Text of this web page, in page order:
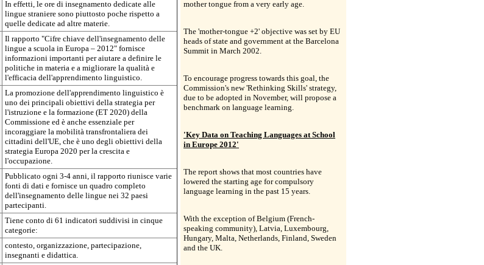
In effetti, le ore di insegnamento dedicate alle
lingue straniere sono piuttosto poche rispetto a
quelle dedicate ad altre materie.
Il rapporto "Cifre chiave dell'insegnamento delle
lingue a scuola in Europa – 2012" fornisce
informazioni importanti per aiutare a definire le
politiche in materia e a migliorare la qualità e
l'efficacia dell'apprendimento linguistico.
La promozione dell'apprendimento linguistico è
uno dei principali obiettivi della strategia per
l'istruzione e la formazione (ET 2020) della
Commissione ed è anche essenziale per
incoraggiare la mobilità transfrontaliera dei
cittadini dell'UE, che è uno degli obiettivi della
strategia Europa 2020 per la crescita e
l'occupazione.
Pubblicato ogni 3-4 anni, il rapporto riunisce varie
fonti di dati e fornisce un quadro completo
dell'insegnamento delle lingue nei 32 paesi
partecipanti.
Tiene conto di 61 indicatori suddivisi in cinque
categorie:
contesto, organizzazione, partecipazione,
insegnanti e didattica.
mother tongue from a very early age.
The 'mother-tongue +2' objective was set by EU
heads of state and government at the Barcelona
Summit in March 2002.
To encourage progress towards this goal, the
Commission's new 'Rethinking Skills' strategy,
due to be adopted in November, will propose a
benchmark on language learning.
'Key Data on Teaching Languages at School
in Europe 2012'
The report shows that most countries have
lowered the starting age for compulsory
language learning in the past 15 years.
With the exception of Belgium (French-
speaking community), Latvia, Luxembourg,
Hungary, Malta, Netherlands, Finland, Sweden
and the UK.